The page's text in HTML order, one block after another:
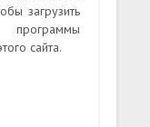
загрузить
сайта.